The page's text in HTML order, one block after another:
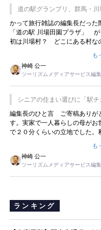
道の駅グランプリ、群馬・
かって旅行雑誌の編集長だっ
「道の駅 川場田園プラザ」
初は川場村？ どこにある村な
永井 彰一社長にインタビュー
した。プレゼンも巧みで、今
は、従業員に東京ディズニーラ
の何かを理解してもらってい
プレミアムヨーグルトを販売
です。永井社長は、駐車場に
ことに目をつけ、高級商品でも
事を懐かしく読みました。
も
神崎 公一
ツーリズムメディアサービス編
シニアの住まい選びに「駅
暮らし
編集長のひと言 ご寄稿ありが
す。実家で一人暮らしの母が
で２０分くらいの立地でした。
ました。母の住まいから近い
すが、私と妹にとっては、半
は、当人だけではなく、世話を
と思いました。
も
神崎 公一
ツーリズムメディアサービス編
ランキング